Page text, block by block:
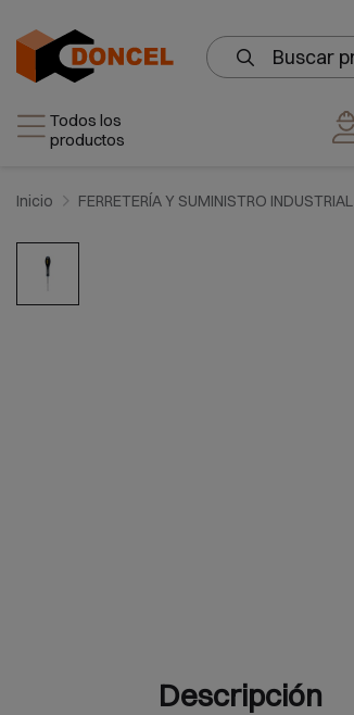
Todos los
productos
Inicio FERRETERÍA Y SUMINISTRO INDUSTRIAL
Descripción